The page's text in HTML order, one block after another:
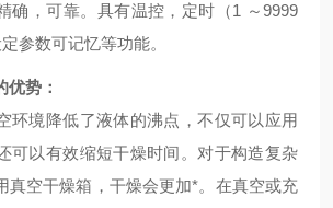
确，可靠。具有温控，定时（1 ～9999
参数可记忆等功能。
优势：
环境降低了液体的沸点，不仅可以应用
可以有效缩短干燥时间。对于构造复杂
真空干燥箱，干燥会更加*。在真空或充